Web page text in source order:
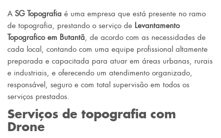
A SG Topografia é uma empresa que está presente no ramo
de topografia, prestando o serviço de Levantamento
Topografico em Butantã, de acordo com as necessidades de
cada local, contando com uma equipe profissional altamente
preparada e capacitada para atuar em áreas urbanas, rurais
e industriais, e oferecendo um atendimento organizado,
responsável, seguro e com total supervisão em todos os
serviços prestados.
Serviços de topografia com
Drone